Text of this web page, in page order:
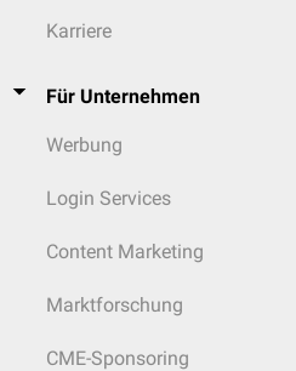
Karriere
Für Unternehmen
Werbung
Login Services
Content Marketing
Marktforschung
CME-Sponsoring